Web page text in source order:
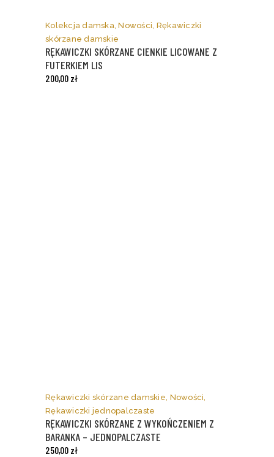
wiele
wariantów.
Opcje
można
Kolekcja damska,Nowości, Rękawiczki
skórzane damskie
RĘKAWICZKI SKÓRZANE CIENKIE LICOWANE Z
FUTERKIEM LIS
200,00 zł
wiele
wariantów.
Opcje
można
Rękawiczki skórzane damskie, Nowości,
Rękawiczki jednopalczaste
RĘKAWICZKI SKÓRZANE Z WYKOŃCZENIEM Z
BARANKA – JEDNOPALCZASTE
250,00 zł